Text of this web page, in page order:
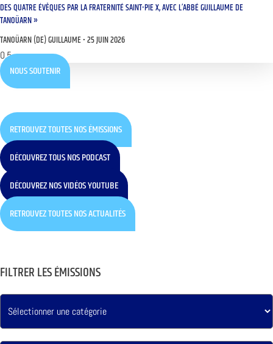
DES QUATRE ÉVÊQUES PAR LA FRATERNITÉ SAINT-PIE X, AVEC L’ABBÉ GUILLAUME DE
TANOÜARN »
TANOÜARN (DE) GUILLAUME 25 JUIN 2026
NOUS SOUTENIR
RETROUVEZ TOUTES NOS ÉMISSIONS
DÉCOUVREZ TOUS NOS PODCAST
DÉCOUVREZ NOS VIDÉOS YOUTUBE
RETROUVEZ TOUTES NOS ACTUALITÉS
FILTRER LES ÉMISSIONS